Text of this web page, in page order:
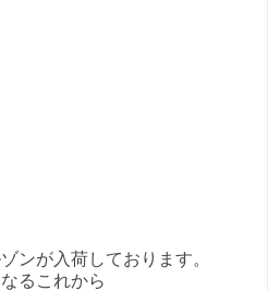
ンが入荷しております。
るこれから